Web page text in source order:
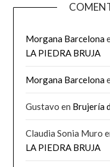
Morgana Barcelona
LA PIEDRA BRUJA
Morgana Barcelona
Gustavo en Brujería
Claudia Sonia Muro
LA PIEDRA BRUJA